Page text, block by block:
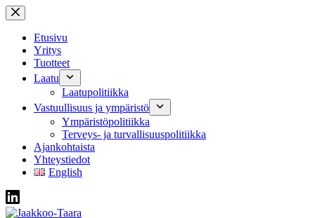
Skip
to
contentEtusivu
Yritys
Tuotteet
Laatu
Laatupolitiikka
Vastuullisuus ja ympäristö
Ympäristöpolitiikka
Terveys- ja turvallisuuspolitiikka
Ajankohtaista
Yhteystiedot
English